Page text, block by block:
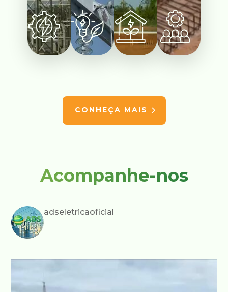
CONHEÇA MAIS
Acompanhe-nos
adseletricaoficial